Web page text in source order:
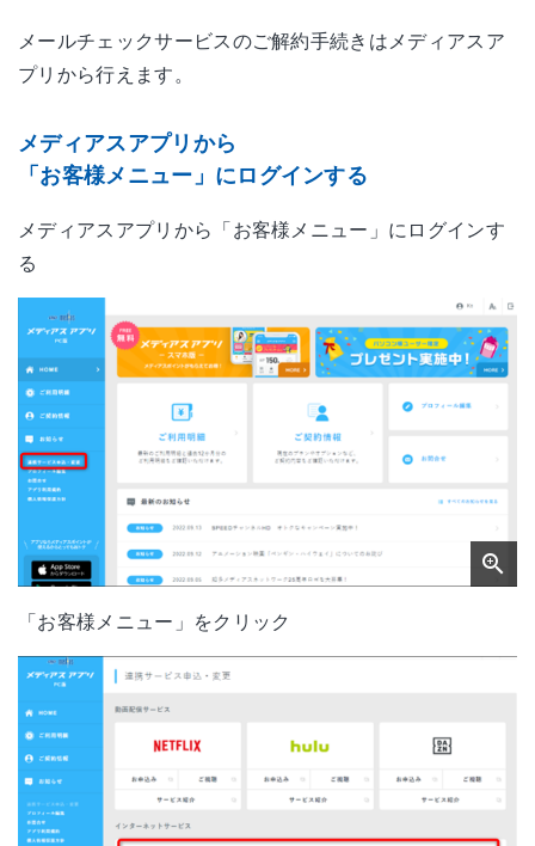
メールチェックサービスのご解約手続きはメディアスア
プリから行えます。
メディアスアプリから
「お客様メニュー」にログインする
メディアスアプリから「お客様メニュー」にログインす
る
「お客様メニュー」をクリック